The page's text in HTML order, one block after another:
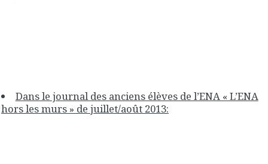
Dans le journal des anciens élèves de l’ENA « L’ENA
hors les murs » de juillet/août 2013: